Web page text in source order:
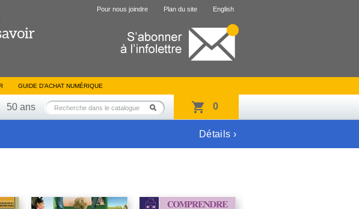
Pour nous joindre Plan du site English
GUIDE D’ACHAT NUMÉRIQUE
50 ans 0
Détails ›